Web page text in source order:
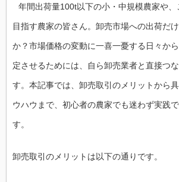
年間出荷量100t以下の小・中規模農家や
目指す農家の皆さん。卸売市場への出荷だ
か？市場価格の変動に一喜一憂する日々か
定させるためには、自ら卸売業者と直接つ
す。本記事では、卸売取引のメリットから
ウハウまで、初心者の農家でも迷わず実践
す。
卸売取引のメリットは以下の通りです。